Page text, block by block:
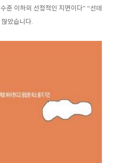
수준 이하의 선정적인 지면이다” “선데
았습니다